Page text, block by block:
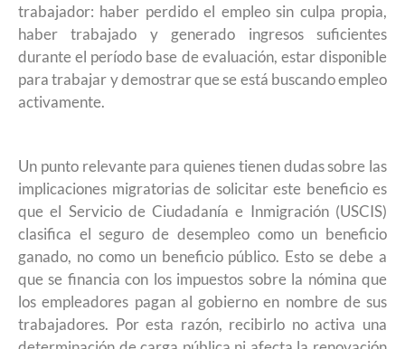
trabajador: haber perdido el empleo sin culpa propia,
haber trabajado y generado ingresos suficientes
durante el período base de evaluación, estar disponible
para trabajar y demostrar que se está buscando empleo
activamente.
Un punto relevante para quienes tienen dudas sobre las
implicaciones migratorias de solicitar este beneficio es
que el Servicio de Ciudadanía e Inmigración (USCIS)
clasifica el seguro de desempleo como un beneficio
ganado, no como un beneficio público. Esto se debe a
que se financia con los impuestos sobre la nómina que
los empleadores pagan al gobierno en nombre de sus
trabajadores. Por esta razón, recibirlo no activa una